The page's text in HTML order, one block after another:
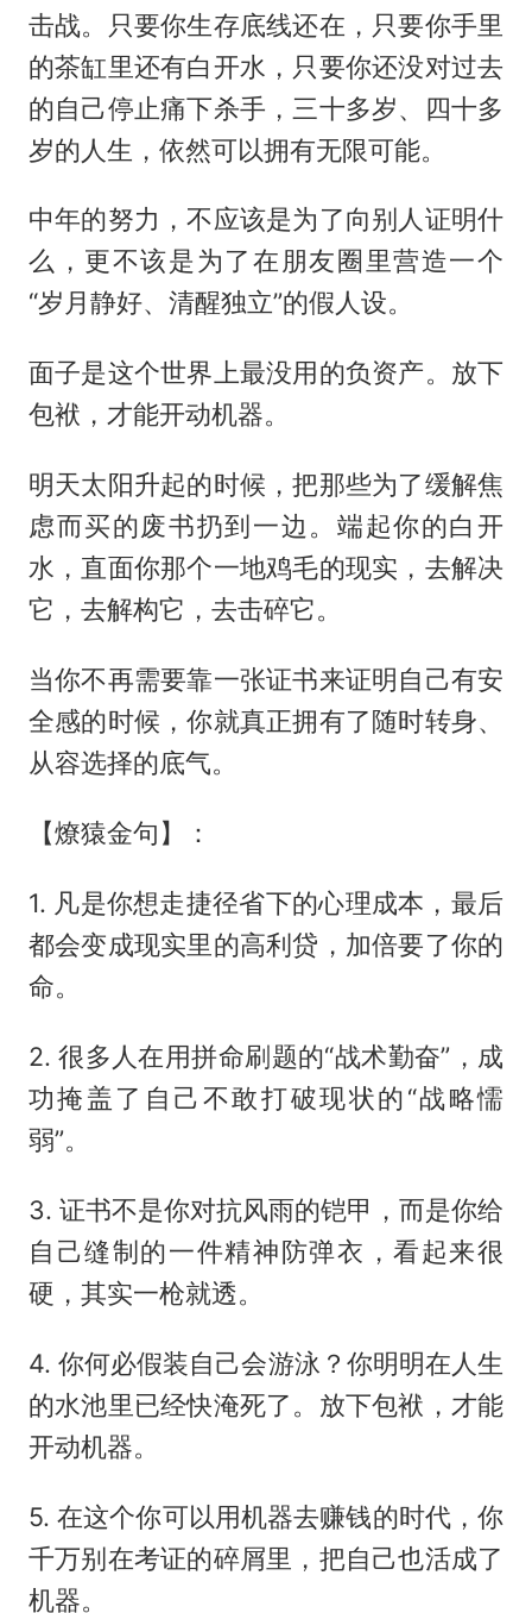
击战。只要你生存底线还在，只要你手里
的茶缸里还有白开水，只要你还没对过去
的自己停止痛下杀手，三十多岁、四十多
岁的人生，依然可以拥有无限可能。
中年的努力，不应该是为了向别人证明什
么，更不该是为了在朋友圈里营造一个
“岁月静好、清醒独立”的假人设。
面子是这个世界上最没用的负资产。放下
包袱，才能开动机器。
明天太阳升起的时候，把那些为了缓解焦
虑而买的废书扔到一边。端起你的白开
水，直面你那个一地鸡毛的现实，去解决
它，去解构它，去击碎它。
当你不再需要靠一张证书来证明自己有安
全感的时候，你就真正拥有了随时转身、
从容选择的底气。
【燎猿金句】：
1. 凡是你想走捷径省下的心理成本，最后
都会变成现实里的高利贷，加倍要了你的
命。
2. 很多人在用拼命刷题的“战术勤奋”，成
功掩盖了自己不敢打破现状的“战略懦
弱”。
3. 证书不是你对抗风雨的铠甲，而是你给
自己缝制的一件精神防弹衣，看起来很
硬，其实一枪就透。
4. 你何必假装自己会游泳？你明明在人生
的水池里已经快淹死了。放下包袱，才能
开动机器。
5. 在这个你可以用机器去赚钱的时代，你
千万别在考证的碎屑里，把自己也活成了
机器。